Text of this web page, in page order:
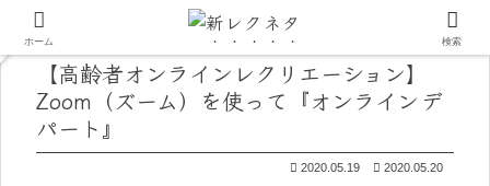
【高齢者オンラインレクリエーション】
Zoom（ズーム）を使って『オンラインデ
パート』
2020.05.19 2020.05.20
ホーム 検索